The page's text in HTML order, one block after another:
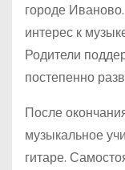
городе
интерес к
Родители
постепенно
После
музыкальное
гитаре.